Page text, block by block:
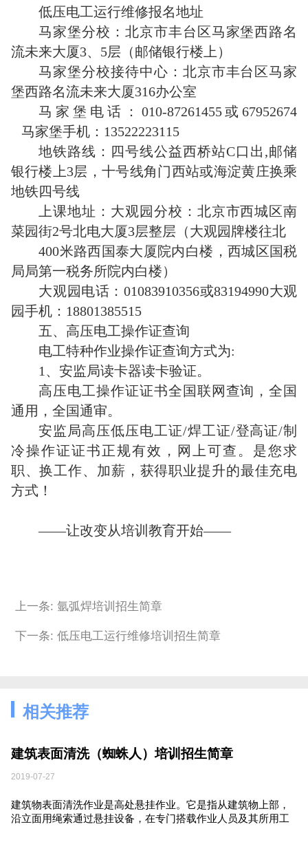
低压电工运行维修报名地址
马家堡分校：北京市丰台区马家堡西路名
流未来大厦3、5层（邮储银行楼上）
马家堡分校接待中心：北京市丰台区马家
堡西路名流未来大厦316办公室
马家堡电话：010-87261455或67952674
马家堡手机：13522223115
地铁路线：四号线公益西桥站C口出,邮储
银行楼上3层，十号线角门西站或海淀黄庄换乘
地铁四号线
上课地址：大观园分校：北京市西城区南
菜园街2号北电大厦3层整层（大观园牌楼往北
400米路西国泰大厦院内白楼，西城区国税
局局第一税务所院内白楼）
大观园电话：01083910356或83194990大观
园手机：18801385515
五、高压电工操作证查询
电工特种作业操作证查询方式为:
1、安监局读卡器读卡验证。
高压电工操作证证书全国联网查询，全国
通用，全国通审。
安监局高压低压电工证/焊工证/登高证/制
冷操作证证书正规有效，网上可查。是您求
职、换工作、加薪，获得职业提升的最佳充电
方式！
——让改变从培训教育开始——
上一条: 氩弧焊培训招生简章
下一条: 低压电工运行维修培训招生简章
相关推荐
建筑表面清洗（蜘蛛人）培训招生简章
2019-07-27
建筑物表面清洗作业是高处悬挂作业。它是指从建筑物上部，
沿立面用绳索通过悬挂设备，在专门搭载作业人员及其所用工